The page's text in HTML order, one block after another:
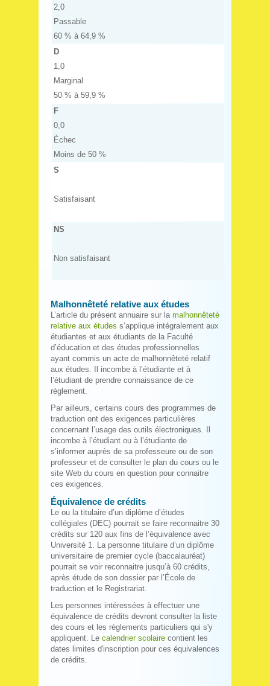
2,0
Passable
60 % à 64,9 %
D
1,0
Marginal
50 % à 59,9 %
F
0,0
Échec
Moins de 50 %
S
Satisfaisant
NS
Non satisfaisant
Malhonnêteté relative aux études
L’article du présent annuaire sur la malhonnêteté
relative aux études s’applique intégralement aux
étudiantes et aux étudiants de la Faculté
d’éducation et des études professionnelles
ayant commis un acte de malhonnêteté relatif
aux études. Il incombe à l’étudiante et à
l’étudiant de prendre connaissance de ce
règlement.
Par ailleurs, certains cours des programmes de
traduction ont des exigences particulières
concernant l’usage des outils électroniques. Il
incombe à l’étudiant ou à l’étudiante de
s’informer auprès de sa professeure ou de son
professeur et de consulter le plan du cours ou le
site Web du cours en question pour connaitre
ces exigences.
Équivalence de crédits
Le ou la titulaire d’un diplôme d’études
collégiales (DEC) pourrait se faire reconnaitre 30
crédits sur 120 aux fins de l’équivalence avec
Université 1. La personne titulaire d’un diplôme
universitaire de premier cycle (baccalauréat)
pourrait se voir reconnaitre jusqu’à 60 crédits,
après étude de son dossier par l’École de
traduction et le Registrariat.
Les personnes intéressées à effectuer une
équivalence de crédits devront consulter la liste
des cours et les règlements particuliers qui s'y
appliquent. Le calendrier scolaire contient les
dates limites d'inscription pour ces équivalences
de crédits.